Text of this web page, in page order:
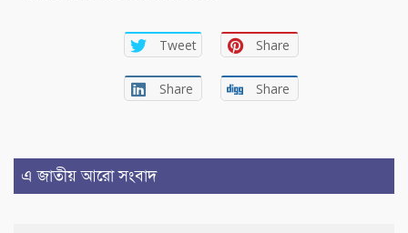
Tweet Share
Share Share
এ জাতীয় আরো সংবাদ